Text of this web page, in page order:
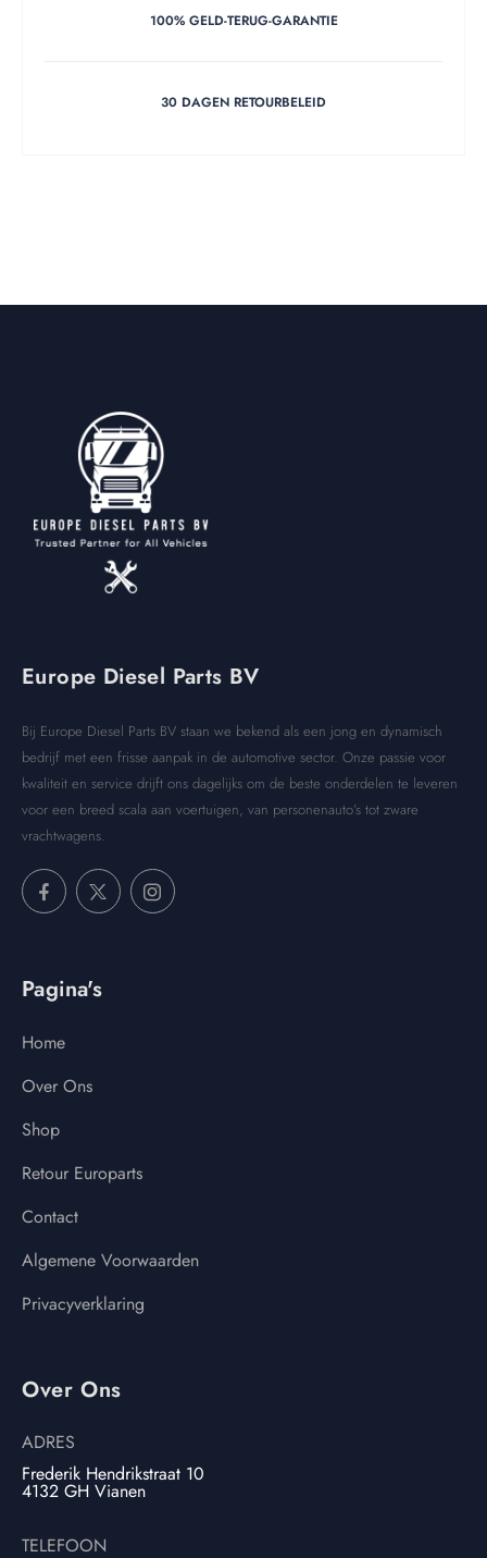
100% GELD-TERUG-GARANTIE
30 DAGEN RETOURBELEID
Europe Diesel Parts BV
Bij Europe Diesel Parts BV staan we bekend als een jong en dynamisch
bedrijf met een frisse aanpak in de automotive sector. Onze passie voor
kwaliteit en service drijft ons dagelijks om de beste onderdelen te leveren
voor een breed scala aan voertuigen, van personenauto’s tot zware
vrachtwagens.
Pagina's
Home
Over Ons
Shop
Retour Europarts
Contact
Algemene Voorwaarden
Privacyverklaring
Over Ons
ADRES
Frederik Hendrikstraat 10
4132 GH Vianen
TELEFOON